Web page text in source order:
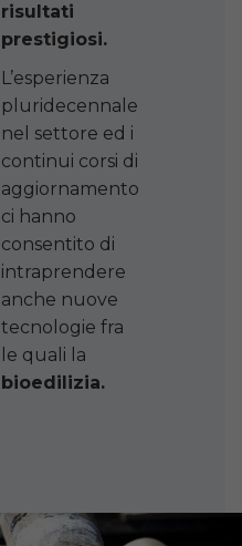
risultati
prestigiosi.
L’esperienza
pluridecennale
nel settore ed i
continui corsi di
aggiornamento
ci hanno
consentito di
intraprendere
anche nuove
tecnologie fra
le quali la
bioedilizia.